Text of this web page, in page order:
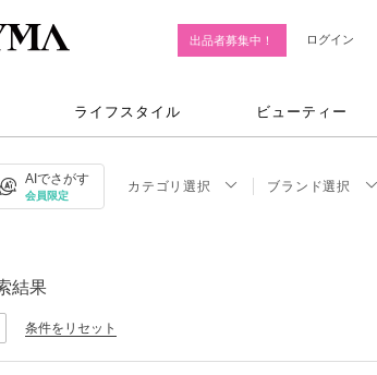
出品者募集中！ ログイン
ライフスタイル ビューティー
AIでさがす
会員限定
カテゴリ選択 ブランド選択
結果
条件をリセット